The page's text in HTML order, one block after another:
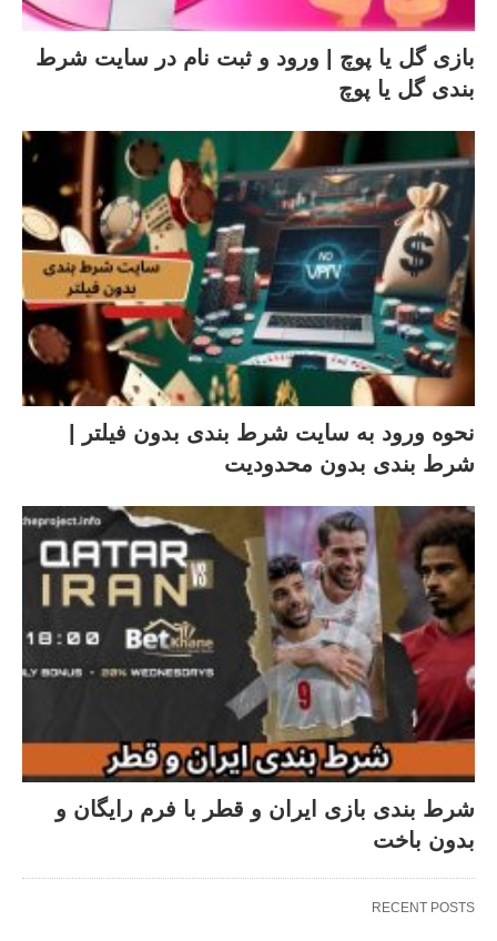
بازی گل یا پوچ | ورود و ثبت نام در سایت شرط
بندی گل یا پوچ
نحوه ورود به سایت شرط بندی بدون فیلتر |
شرط بندی بدون محدودیت
شرط بندی بازی ایران و قطر با فرم رایگان و
بدون باخت
RECENT POSTS